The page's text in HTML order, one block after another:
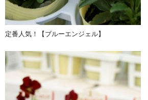
定番人気！【ブルーエンジェル】